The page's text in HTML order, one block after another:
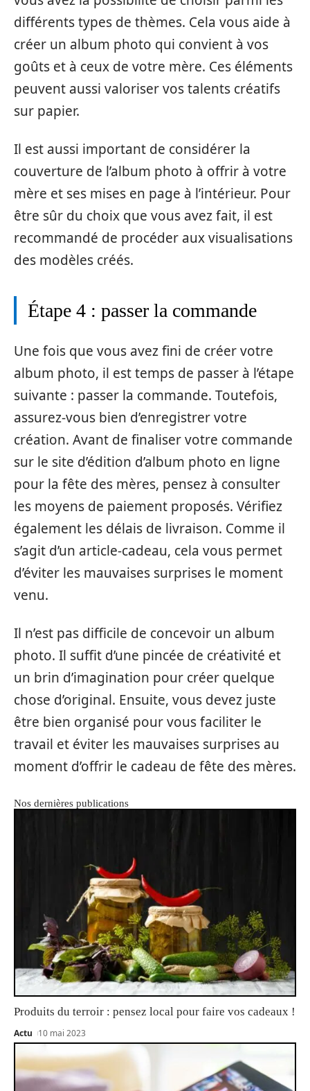
différents types de thèmes. Cela vous aide à
créer un album photo qui convient à vos
goûts et à ceux de votre mère. Ces éléments
peuvent aussi valoriser vos talents créatifs
sur papier.
Il est aussi important de considérer la
couverture de l’album photo à offrir à votre
mère et ses mises en page à l’intérieur. Pour
être sûr du choix que vous avez fait, il est
recommandé de procéder aux visualisations
des modèles créés.
Étape 4 : passer la commande
Une fois que vous avez fini de créer votre
album photo, il est temps de passer à l’étape
suivante : passer la commande. Toutefois,
assurez-vous bien d’enregistrer votre
création. Avant de finaliser votre commande
sur le site d’édition d’album photo en ligne
pour la fête des mères, pensez à consulter
les moyens de paiement proposés. Vérifiez
également les délais de livraison. Comme il
s’agit d’un article-cadeau, cela vous permet
d’éviter les mauvaises surprises le moment
venu.
Il n’est pas difficile de concevoir un album
photo. Il suffit d’une pincée de créativité et
un brin d’imagination pour créer quelque
chose d’original. Ensuite, vous devez juste
être bien organisé pour vous faciliter le
travail et éviter les mauvaises surprises au
moment d’offrir le cadeau de fête des mères.
Nos dernières publications
Produits du terroir : pensez local pour faire vos cadeaux !
Actu 10 mai 2023